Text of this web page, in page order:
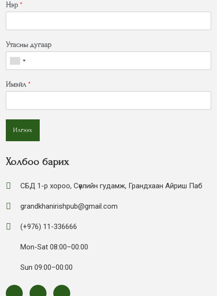
Нэр *
Утасны дугаар
Имэйл *
Илгээх
Холбоо барих
СБД 1-р хороо, Сөүлийн гудамж, Грандхаан Айриш Паб
grandkhanirishpub@gmail.com
(+976) 11-336666
Mon-Sat 08:00–00:00
Sun 09:00–00:00